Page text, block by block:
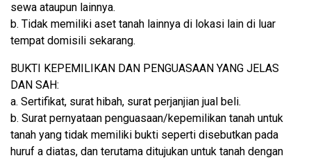
sewa ataupun lainnya.
b. Tidak memiliki aset tanah lainnya di lokasi lain di luar
tempat domisili sekarang.
BUKTI KEPEMILIKAN DAN PENGUASAAN YANG JELAS
DAN SAH:
a. Sertifikat, surat hibah, surat perjanjian jual beli.
b. Surat pernyataan penguasaan/kepemilikan tanah untuk
tanah yang tidak memiliki bukti seperti disebutkan pada
huruf a diatas, dan terutama ditujukan untuk tanah dengan